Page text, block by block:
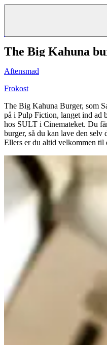
KantineKantineKantine
Frokostordning
Catering
Madkurser
& Teambuilding
Opskrifter
RestauranterRestauranter
Bagerier
Foodservice
Detail
Projekter
rådgivning
Eventkalender
KøbKøbgavekort
Kundeservice
The Big Kahuna
Aftensmad
Frokost
The Big Kahuna Burger, som
på i Pulp Fiction, langet ind ad
hos SULT i Cinemateket. Du
burger, så du kan lave den selv
Ellers er du altid velkommen til